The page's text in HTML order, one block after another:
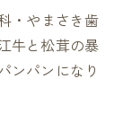
・やまさき歯
牛と松茸の暴
ンパンになり